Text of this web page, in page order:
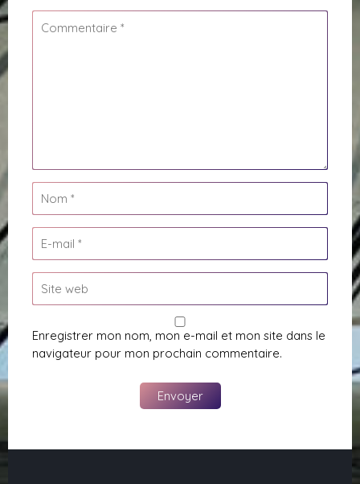
Enregistrer mon nom, mon e-mail et mon site dans le
navigateur pour mon prochain commentaire.